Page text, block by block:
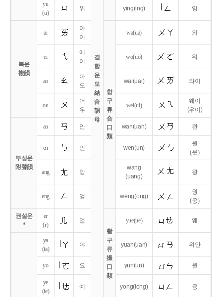
결
합
운
모
結
合
韻
母
yu
(u)
위 ying(ing) 잉
복운
複韻
ai
아
이
합
구
류
合
口
類
wa(ua) 와
ei
에
이
wo(uo) 워
ao
아
오
wai(uai) 와이
ou
어
우
wei(ui)
웨이
(우이)
부성운
附聲韻
an 안 wan(uan) 완
en 언 wen(un)
원
(운)
ang 앙
wang
(uang)
왕
eng 엉 weng(ong)
웡
(웅)
권설운
*
er
(r)
얼
촬
구
류
撮
口
類
yue(ue) 웨
ya
(ia)
야 yuan(uan) 위안
yo 요 yun(un) 윈
ye
(ie)
예 yong(iong) 융